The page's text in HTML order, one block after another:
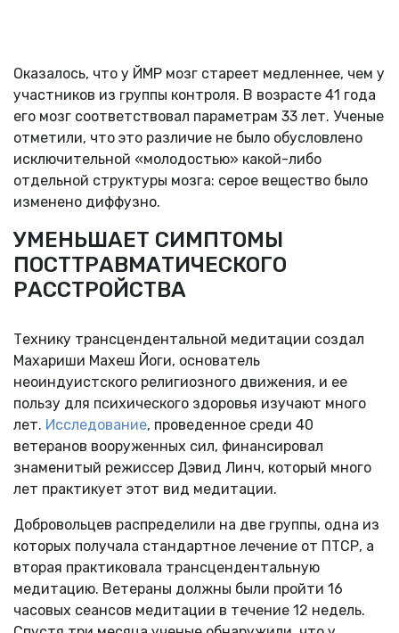
Оказалось, что у ЙМР мозг стареет медленнее, чем у
участников из группы контроля. В возрасте 41 года
его мозг соответствовал параметрам 33 лет. Ученые
отметили, что это различие не было обусловлено
исключительной «молодостью» какой-либо
отдельной структуры мозга: серое вещество было
изменено диффузно.
УМЕНЬШАЕТ СИМПТОМЫ
ПОСТТРАВМАТИЧЕСКОГО
РАССТРОЙСТВА
Технику трансцендентальной медитации создал
Махариши Махеш Йоги, основатель
неоиндуистского религиозного движения, и ее
пользу для психического здоровья изучают много
лет. Исследование, проведенное среди 40
ветеранов вооруженных сил, финансировал
знаменитый режиссер Дэвид Линч, который много
лет практикует этот вид медитации.
Добровольцев распределили на две группы, одна из
которых получала стандартное лечение от ПТСР, а
вторая практиковала трансцендентальную
медитацию. Ветераны должны были пройти 16
часовых сеансов медитации в течение 12 недель.